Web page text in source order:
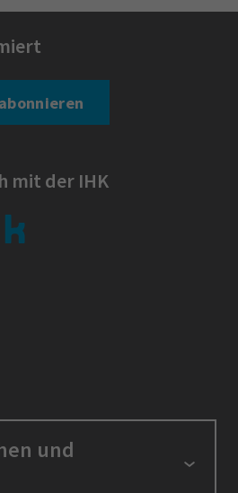
mit der IHK
und